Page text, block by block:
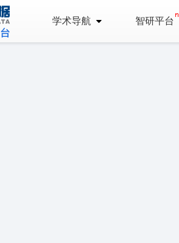
学术导航 智研平台